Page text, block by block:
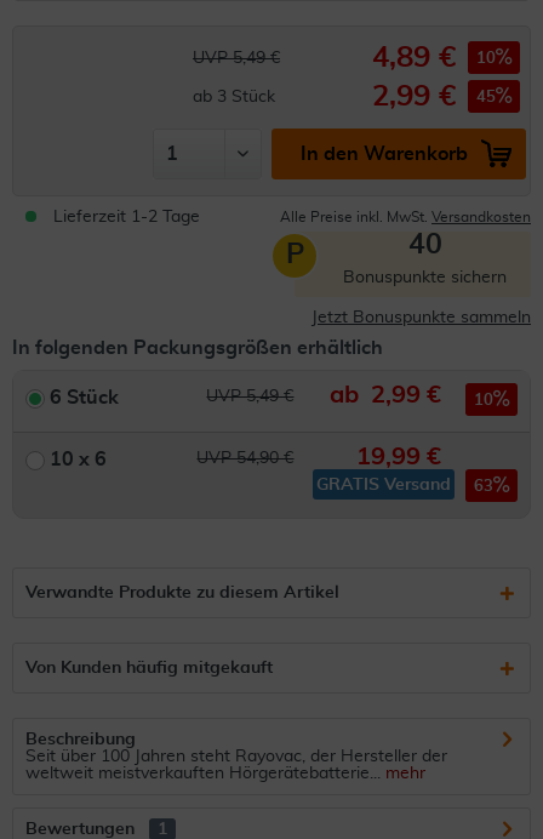
UVP 5,49 € 4,89 € 10
ab 3 Stück 2,99 € 45
In den Warenkorb
Lieferzeit 1-2 Tage Alle Preise inkl. MwSt. Versandkosten
P 40
Bonuspunkte sichern
Jetzt Bonuspunkte sammeln
In folgenden Packungsgrößen erhältlich
6 Stück UVP 5,49 € ab 2,99 € 10
10 x 6 UVP 54,90 € 19,99 €
GRATIS Versand 63
Verwandte Produkte zu diesem Artikel
Von Kunden häufig mitgekauft
Beschreibung
Seit über 100 Jahren steht Rayovac, der Hersteller der
weltweit meistverkauften Hörgerätebatterie... mehr
Bewertungen 1